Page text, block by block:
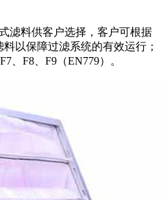
滤料供客户选择，客户可根据
以保障过滤系统的有效运行；
、F8、F9（EN779）。